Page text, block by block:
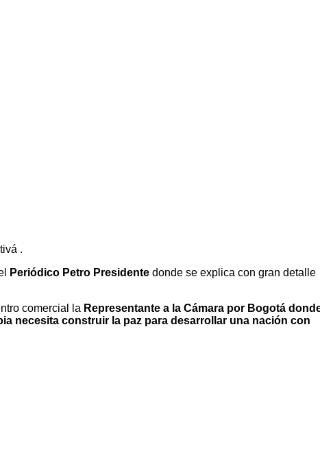
.
Periódico Petro Presidente donde se explica con gran detalle
comercial la Representante a la Cámara por Bogotá
necesita construir la paz para desarrollar una nación con